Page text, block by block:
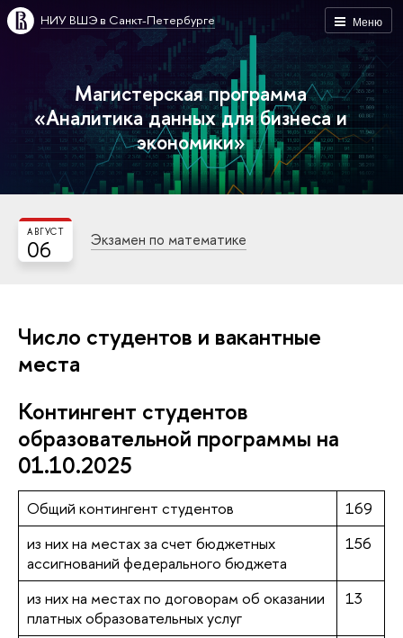
Меню
НИУ ВШЭ в Санкт-Петербурге
Магистерская программа
«Аналитика данных для бизнеса и
экономики»
06
АВГУСТ Экзамен по математике
Число студентов и вакантные
места
Контингент студентов
образовательной программы на
01.10.2025
Общий контингент студентов
169
из них на местах за счет бюджетных
ассигнований федерального бюджета
156
из них на местах по договорам об оказании
платных образовательных услуг
13